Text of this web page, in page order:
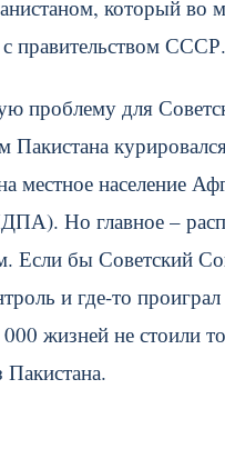
который во
правительством СССР.
проблему для
Пакистана
местное население
Но главное –
бы Советский
и где-то
жизней не стоили
Пакистана.